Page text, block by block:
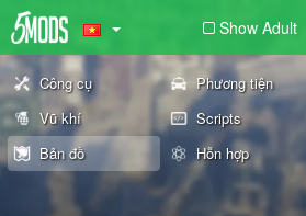
Show Adult
Công cụ Phương tiện
Vũ khí
Scripts
Bản đồ
Hỗn hợp